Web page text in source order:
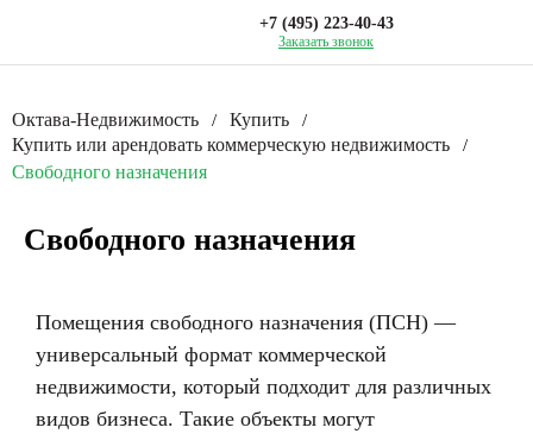
+7 (495) 223-40-43
Заказать звонок
Октава-Недвижимость / Купить /
Купить или арендовать коммерческую недвижимость /
Свободного назначения
Свободного назначения
Помещения свободного назначения (ПСН) —
универсальный формат коммерческой
недвижимости, который подходит для различных
видов бизнеса. Такие объекты могут